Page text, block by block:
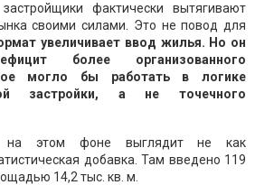
фактически вытягивают
своими силами. Это не повод для
увеличивает ввод жилья. Но он
более организованного
могло бы работать в логике
застройки, а не точечного
на этом фоне выглядит не как
добавка. Там введено 119
14,2 тыс. кв. м.